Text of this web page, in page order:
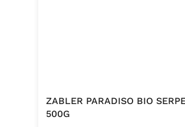
ZABLER PARADISO BIO
500G